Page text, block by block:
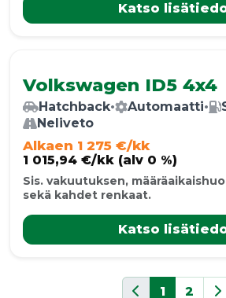
Katso
Volkswagen ID5 4x4
Hatchback• Automaatti•
Neliveto
Alkaen 1 275 €/kk
1 015,94 €/kk (alv 0 %)
Sis. vakuutuksen,
sekä kahdet renkaat.
Katso
1 2